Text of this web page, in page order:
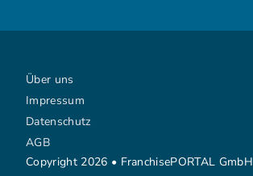
Copyright 2026 • FranchisePORTAL GmbH
Über uns
Impressum
Datenschutz
AGB